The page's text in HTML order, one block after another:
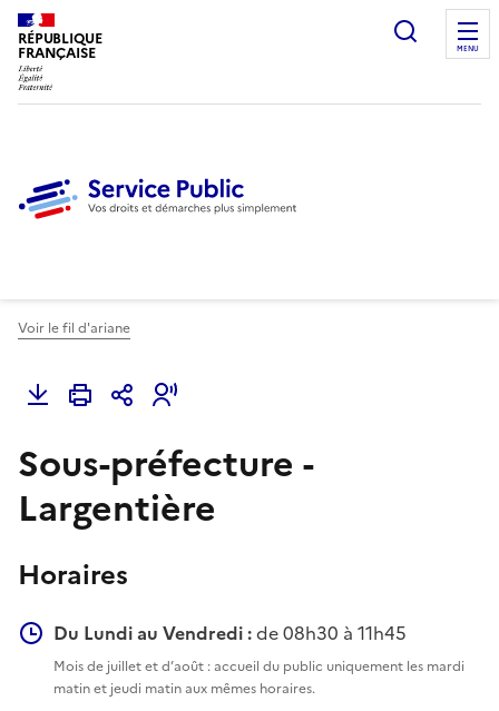
RÉPUBLIQUE
FRANÇAISE
Ouvrir
MENU
Voir le fil d'ariane
Sous-préfecture -
Largentière
Horaires
Du Lundi au Vendredi :de 08h30 à 11h45
Mois de juillet et d’août : accueil du public uniquement les mardi
matin et jeudi matin aux mêmes horaires.